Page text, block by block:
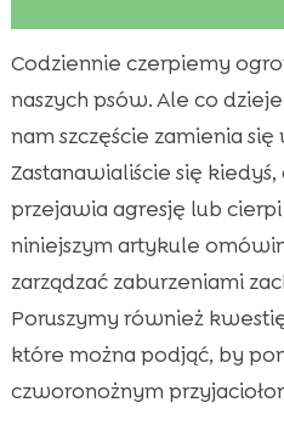
 Znaczenie
zaburzeń

Najczęstsze
behawioralnych u
 Diagnostyka
Metody leczenia
Znaczenie
leczeniu zaburzeń
CricksyDog karma
wybór dla psa
Codziennie czerpiemy
naszych psów. Ale co
nam szczęście zamienia
Zastanawialiście się
przejawia agresję lub cierpi
niniejszym artykule
zarządzać zaburzeniami
Poruszymy również
które można podjąć, by
czworonożnym